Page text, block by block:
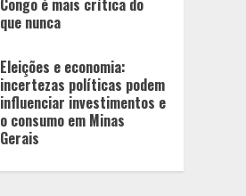
que nunca
Eleições e economia:
incertezas políticas podem
influenciar investimentos e
o consumo em Minas
Gerais